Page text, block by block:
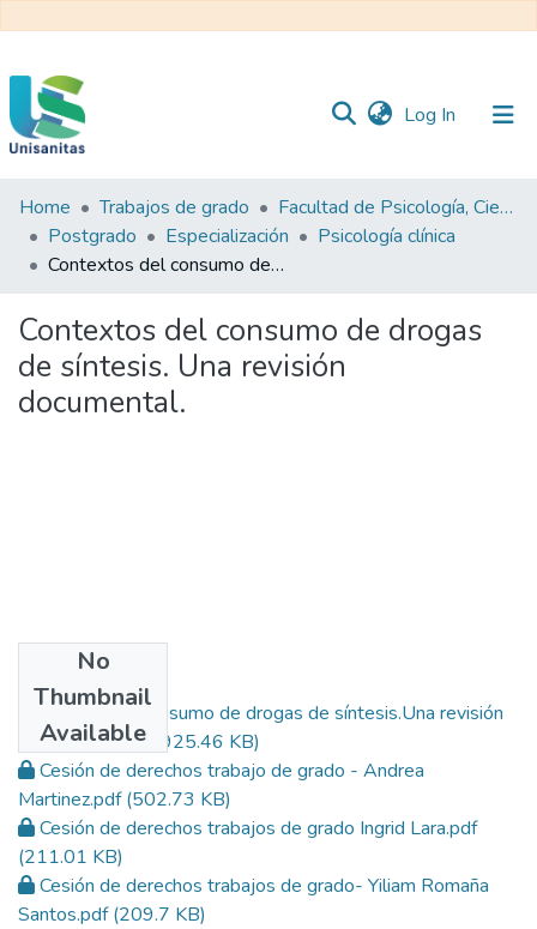
Log In (current)
Inicio
Web
Unisanitas
Web
Home Trabajos de grado
Facultad de Psicología, Ciencias Sociales y de la Educación
Postgrado
Especialización
Psicología clínica
Contextos del consumo de drogas de síntesis. Una revisión documental.
Contextos del consumo de drogas
de síntesis. Una revisión
documental.
No
Thumbnail
Available
Contextos del consumo de drogas de síntesis.Una revisión
documental..pdf
(925.46 KB)
Cesión de derechos trabajo de grado - Andrea
Martinez.pdf(502.73 KB)
Cesión de derechos trabajos de grado Ingrid Lara.pdf
(211.01 KB)
Cesión de derechos trabajos de grado- Yiliam Romaña
Santos.pdf(209.7 KB)